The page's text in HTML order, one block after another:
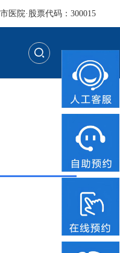
医院·股票代码：300015